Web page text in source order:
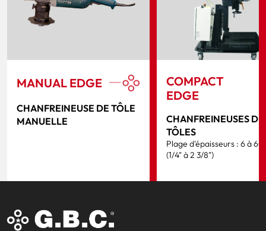
MANUAL EDGE
CHANFREINEUSE DE TÔLE
MANUELLE
COMPACT
EDGE
CHANFREINEUSES DE
TÔLES
Plage d'épaisseurs : 6 à 60
(1/4" à 2 3/8")